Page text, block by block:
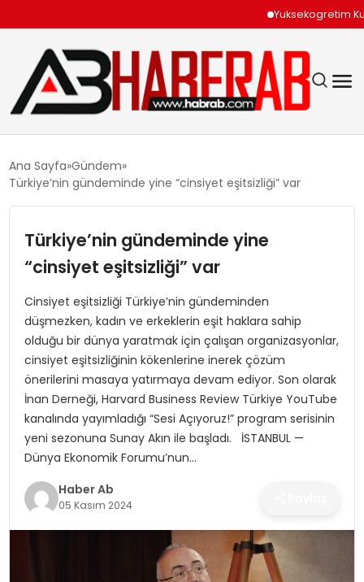
Yuksekogretim
SIYASET
TEKNOLOJI
SPOR
SAĞLIK
MAGAZIN
YAŞAM
Ana Sayfa Gündem
Türkiye’nin gündeminde yine “cinsiyet eşitsizliği” var
Türkiye’nin gündeminde yine
“cinsiyet eşitsizliği” var
Cinsiyet eşitsizliği Türkiye’nin gündeminden
düşmezken, kadın ve erkeklerin eşit haklara sahip
olduğu bir dünya yaratmak için çalışan organizasyonlar,
cinsiyet eşitsizliğinin kökenlerine inerek çözüm
önerilerini masaya yatırmaya devam ediyor. Son olarak
İnan Derneği, Harvard Business Review Türkiye YouTube
kanalında yayımladığı “Sesi Açıyoruz!” program serisinin
yeni sezonuna Sunay Akın ile başladı. İSTANBUL —
Dünya Ekonomik Forumu’nun…
Haber Ab
05 Kasım 2024